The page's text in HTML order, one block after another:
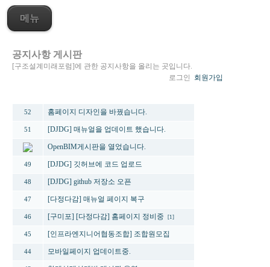
메뉴
공지사항 게시판
[구조설계미래포럼]에 관한 공지사항을 올리는 곳입니다.
로그인
회원가입
52 홈페이지 디자인을 바꿨습니다.
51 [DJDG] 매뉴얼을 업데이트 했습니다.
OpenBIM게시판을 열었습니다.
49 [DJDG] 깃허브에 코드 업로드
48 [DJDG] github 저장소 오픈
47 [다정다감] 매뉴얼 페이지 복구
46 [구미포] [다정다감] 홈페이지 정비중 [1]
45 [인프라엔지니어협동조합] 조합원모집
44 모바일페이지 업데이트중.